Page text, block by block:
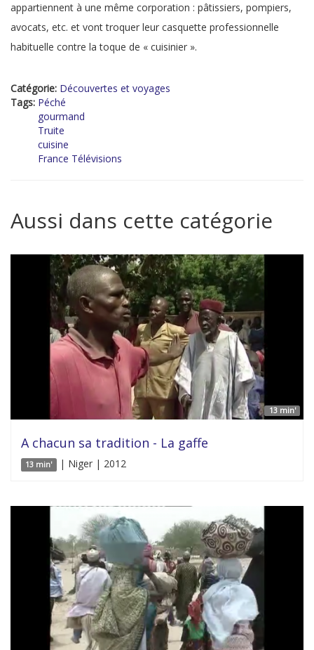
appartiennent à une même corporation : pâtissiers, pompiers,
avocats, etc. et vont troquer leur casquette professionnelle
habituelle contre la toque de « cuisinier ».
Catégorie: Découvertes et voyages
Tags: Péché
gourmand
Truite
cuisine
France Télévisions
Aussi dans cette catégorie
13 min'
A chacun sa tradition - La gaffe
13 min' | Niger | 2012